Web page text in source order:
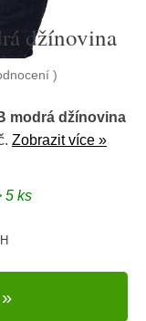
džínovina
)
modrá džínovina
Zobrazit více »
5 ks